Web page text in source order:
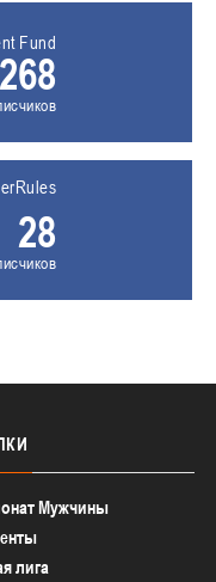
Fund
268
28
Мужчины
лига